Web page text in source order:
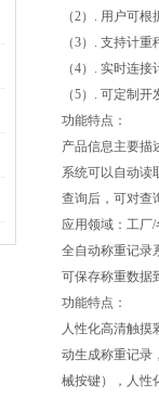
（2）. 用户可
（3）. 支持计
（4）. 实时连
（5）. 可定制
功能特点：
产品信息主要描
系统可以自动读
查询后，可对查
应用领域：工厂
全自动称重记录
可保存称重数据
功能特点：
人性化高清触摸
动生成称重记录
械按键），人性